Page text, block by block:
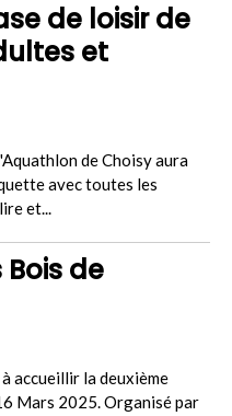
de loisir de
et
de Choisy aura
avec toutes les
et...
de
accueillir la deuxième
Mars 2025. Organisé par